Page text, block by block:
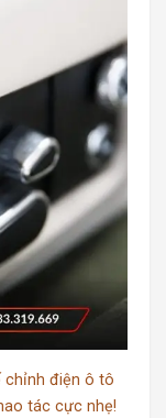
chỉnh điện ô tô
tác cực nhẹ!